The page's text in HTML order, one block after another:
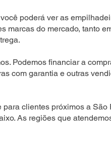
poderá ver as
marcas do mercado, tanto
Podemos financiar a
com garantia e outras
clientes próximos a São
As regiões que